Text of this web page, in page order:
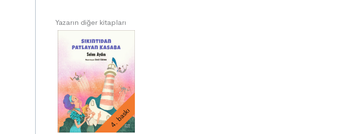
Yazarın diğer kitapları
4. baskı